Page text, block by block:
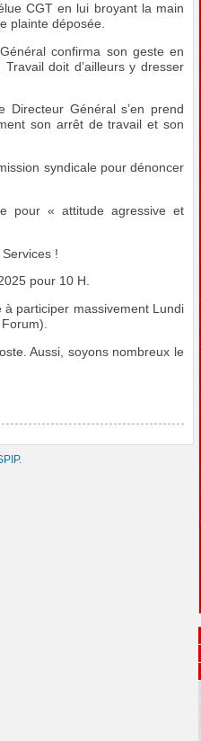
CGT en lui broyant la main
plainte déposée.
confirma son geste en
doit d’ailleurs y dresser
Directeur Général s’en prend
son arrêt de travail et son
syndicale pour dénoncer
pour « attitude agressive et
!
pour 10 H.
à participer massivement Lundi
Aussi, soyons nombreux le
.